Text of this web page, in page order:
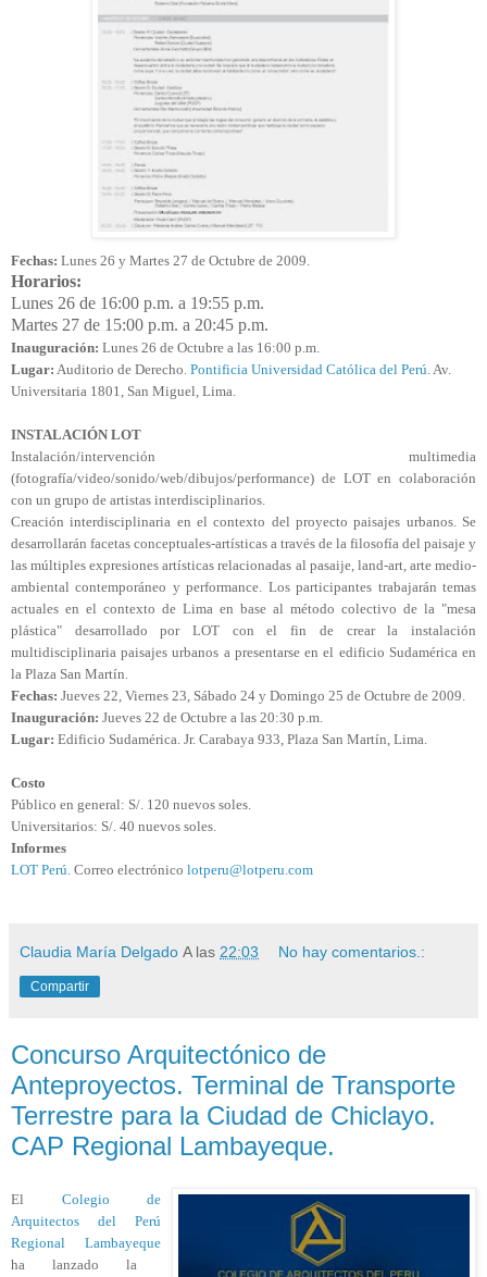
Fechas: Lunes 26 y Martes 27 de Octubre de 2009.
Horarios:
Lunes 26 de 16:00 p.m. a 19:55 p.m.
Martes 27 de 15:00 p.m. a 20:45 p.m.
Inauguración: Lunes 26 de Octubre a las 16:00 p.m.
Lugar: Auditorio de Derecho. Pontificia Universidad Católica del Perú. Av.
Universitaria 1801, San Miguel, Lima.
INSTALACIÓN LOT
Instalación/intervención multimedia
(fotografía/video/sonido/web/dibujos/performance) de LOT en colaboración
con un grupo de artistas interdisciplinarios.
Creación interdisciplinaria en el contexto del proyecto paisajes urbanos. Se
desarrollarán facetas conceptuales-artísticas a través de la filosofía del paisaje y
las múltiples expresiones artísticas relacionadas al pasaije, land-art, arte medio-
ambiental contemporáneo y performance. Los participantes trabajarán temas
actuales en el contexto de Lima en base al método colectivo de la "mesa
plástica" desarrollado por LOT con el fin de crear la instalación
multidisciplinaria paisajes urbanos a presentarse en el edificio Sudamérica en
la Plaza San Martín.
Fechas: Jueves 22, Viernes 23, Sábado 24 y Domingo 25 de Octubre de 2009.
Inauguración: Jueves 22 de Octubre a las 20:30 p.m.
Lugar: Edificio Sudamérica. Jr. Carabaya 933, Plaza San Martín, Lima.
Costo
Público en general: S/. 120 nuevos soles.
Universitarios: S/. 40 nuevos soles.
Informes
LOT Perú. Correo electrónico lotperu@lotperu.com
Claudia María Delgado A las 22:03 No hay comentarios.:
Compartir
Concurso Arquitectónico de
Anteproyectos. Terminal de Transporte
Terrestre para la Ciudad de Chiclayo.
CAP Regional Lambayeque.
El Colegio de
Arquitectos del Perú
Regional Lambayeque
ha lanzado la